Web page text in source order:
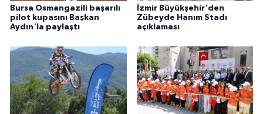
Bursa Osmangazili başarılı
pilot kupasını Başkan
Aydın'la paylaştı
İzmir Büyükşehir'den
Zübeyde Hanım Stadı
açıklaması